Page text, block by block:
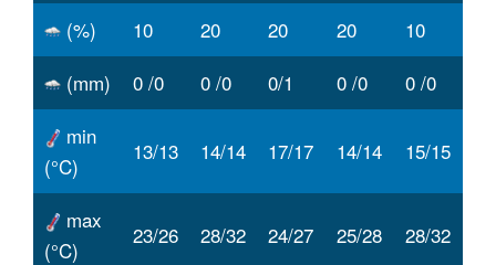
(%)
10 20 20 20
10
(mm)
0 /0 0 /0 0/1 0 /0
0 /0
min
(°C)
13/13 14/14 17/17 14/14 15/15
max
(°C)
23/26 28/32 24/27 25/28 28/32